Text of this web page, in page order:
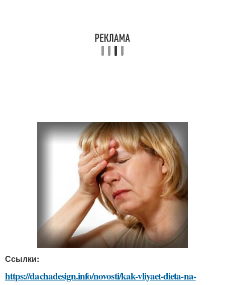
Ссылки:
https://dachadesign.info/novosti/kak-vliyaet-dieta-na-